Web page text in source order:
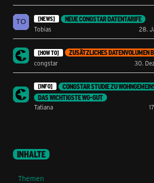
[NEWS]
NEUE CONGSTAR DATENTARIFE
Tobias
28.
[HOW TO]
ZUSÄTZLICHES DATENVOLUMEN
congstar
30.
[INFO]
CONGSTAR STUDIE ZU
DAS WICHTIGSTE WG-GUT
Tatiana
INHALTE
Themen